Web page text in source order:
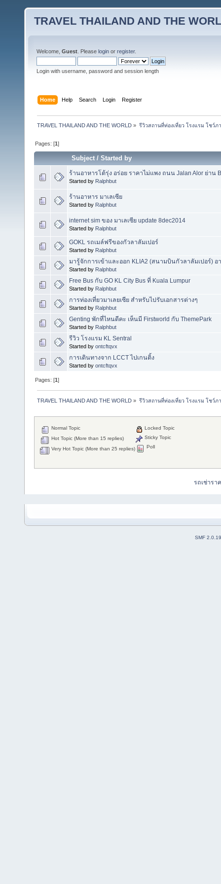
TRAVEL THAILAND AND THE
Welcome, Guest . Please login or register.
Login with username, password and session length
Home Help Search Login Register
TRAVEL THAILAND AND THE WORLD » รีวิวสถานที่ท่องเที่ยว โรงแรม โชว์ภ
Pages: [1]
Subject/Started by
ร้านอาหารโต้รุ่ง อร่อย ราคาไม่แพง ถนน Jalan Alor ย่าน
Started by Ralphbut
ร้านอาหาร มาเลเซีย
Started by Ralphbut
internet sim ของ มาเลเซีย update 8dec2014
Started by Ralphbut
GOKL รถเมล์ฟรีของกัวลาลัมเปอร์
Started by Ralphbut
มารู้จักการเข้าและออก KLIA2 (สนามบินกัวลาลัมเปอร์) อ
Started by Ralphbut
Free Bus กับ GO KL City Bus ที่ Kuala Lumpur
Started by Ralphbut
การท่องเที่ยวมาเลยเซีย สำหรับไปรับเอกสารต่างๆ
Started by Ralphbut
Genting พักที่ไหนดีคะ เห็นมี Firstworld กับ ThemePark
Started by Ralphbut
รีวิว โรงแรม KL Sentral
Started by ontcftqvx
การเดินทางจาก LCCT ไปเกนติ้ง
Started by ontcftqvx
Pages: [1]
TRAVEL THAILAND AND THE WORLD » รีวิวสถานที่ท่องเที่ยว โรงแรม โชว์ภ
Normal Topic
Hot Topic (More than 15 replies)
Very Hot Topic (More than 25 replies)
Locked Topic
Sticky Topic
Poll
รถเช่าร
SMF 2.0.19